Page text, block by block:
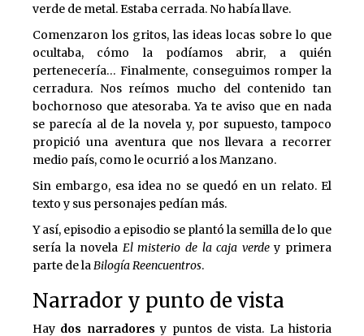
verde de metal. Estaba cerrada. No había llave.
Comenzaron los gritos, las ideas locas sobre lo que
ocultaba, cómo la podíamos abrir, a quién
pertenecería… Finalmente, conseguimos romper la
cerradura. Nos reímos mucho del contenido tan
bochornoso que atesoraba. Ya te aviso que en nada
se parecía al de la novela y, por supuesto, tampoco
propició una aventura que nos llevara a recorrer
medio país, como le ocurrió a los Manzano.
Sin embargo, esa idea no se quedó en un relato. El
texto y sus personajes pedían más.
Y así, episodio a episodio se plantó la semilla de lo que
sería la novela El misterio de la caja verdey primera
parte de laBilogía Reencuentros.
Narrador y punto de vista
Hay dos narradores y puntos de vista. La historia